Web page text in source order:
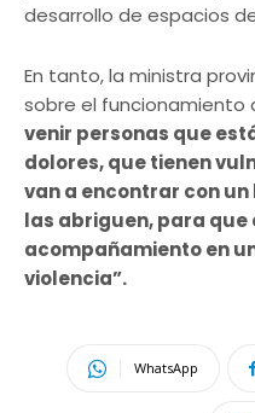
desarrollo de espacios
En tanto, la ministra
sobre el funcionamiento
venir personas que
dolores, que tienen
van a encontrar con
las abriguen, para
acompañamiento en
violencia”.
WhatsApp